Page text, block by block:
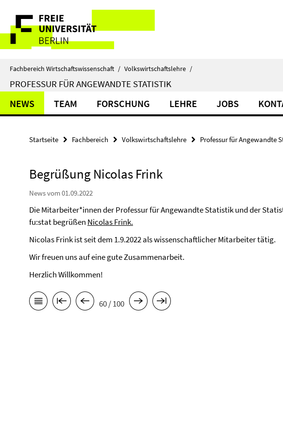
direkt
Inhalt
Service-
Navigation
Fachbereich Wirtschaftswissenschaft / Volkswirtschaftslehre /
PROFESSUR FÜR ANGEWANDTE STATISTIK
NEWS TEAM FORSCHUNG LEHRE JOBS
Startseite Fachbereich Volkswirtschaftslehre Professur für Angewandte
Begrüßung Nicolas Frink
News vom 01.09.2022
Die Mitarbeiter*innen der Professur für Angewandte Statistik und der
fu:stat begrüßen Nicolas Frink.
Nicolas Frink ist seit dem 1.9.2022 als wissenschaftlicher Mitarbeiter tätig.
Wir freuen uns auf eine gute Zusammenarbeit.
Herzlich Willkommen!
60 / 100